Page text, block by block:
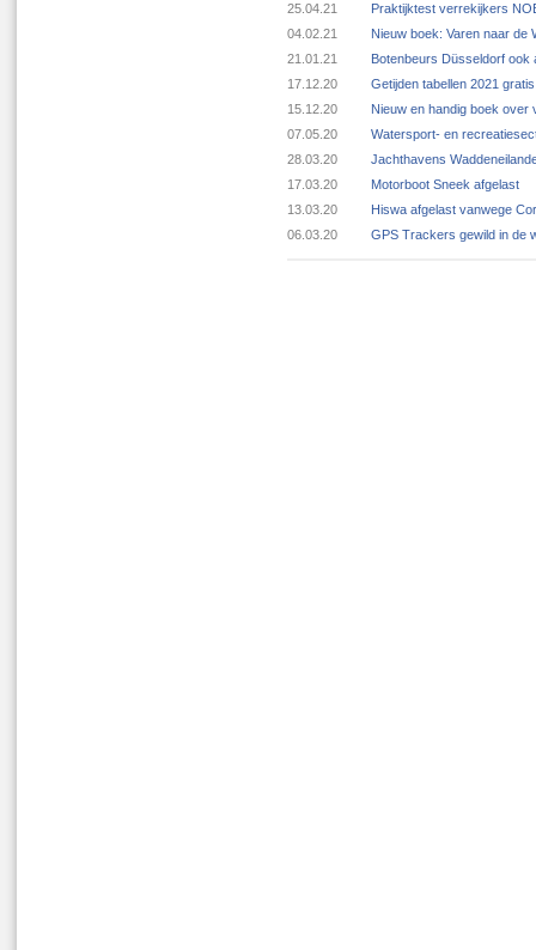
25.04.21
Praktijktest verrekijkers
04.02.21
Nieuw boek: Varen naar de
21.01.21
Botenbeurs Düsseldorf ook
17.12.20
Getijden tabellen 2021
15.12.20
Nieuw en handig boek over
07.05.20
Watersport- en
28.03.20
Jachthavens
17.03.20
Motorboot Sneek afgelast
13.03.20
Hiswa afgelast vanwege
06.03.20
GPS Trackers gewild in de